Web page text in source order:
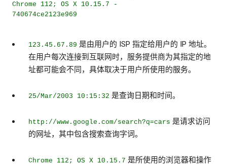
Chrome 112; OS X 10.15.7 -
740674ce2123e969
123.45.67.89 是由用户的 ISP 指定给用户的 IP 地址。
在用户每次连接到互联网时，服务提供商为其指定的地
址都可能会不同，具体取决于用户所使用的服务。
25/Mar/2003 10:15:32 是查询日期和时间。
http://www.google.com/search?q=cars 是请求访问
的网址，其中包含搜索查询字词。
Chrome 112; OS X 10.15.7 是所使用的浏览器和操作